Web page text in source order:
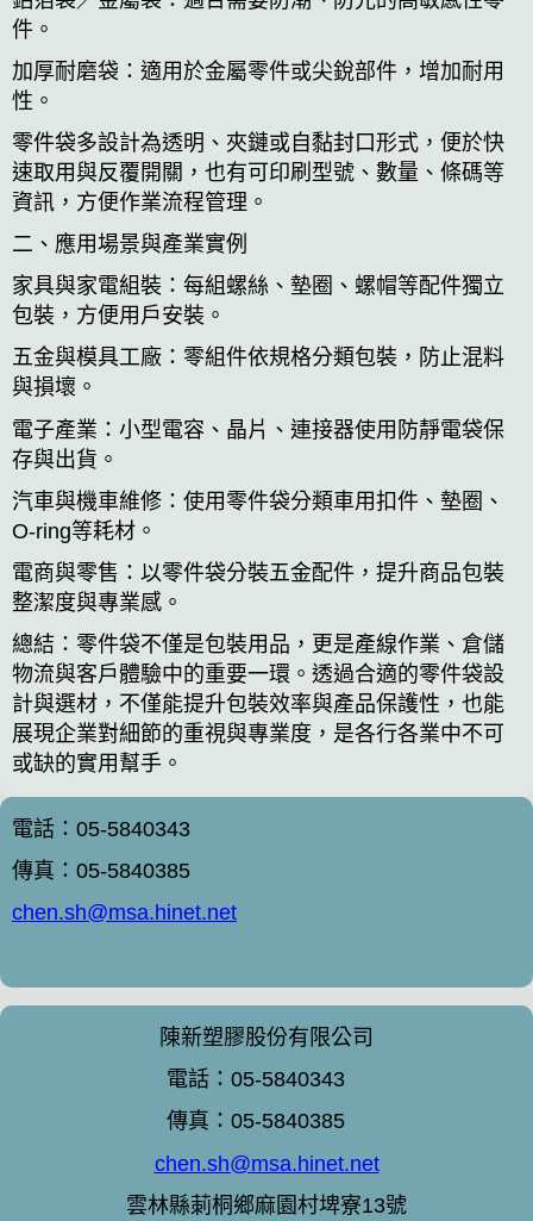
件。
加厚耐磨袋：適用於金屬零件或尖銳部件，增加耐用
性。
零件袋多設計為透明、夾鏈或自黏封口形式，便於快
速取用與反覆開關，也有可印刷型號、數量、條碼等
資訊，方便作業流程管理。
二、應用場景與產業實例
家具與家電組裝：每組螺絲、墊圈、螺帽等配件獨立
包裝，方便用戶安裝。
五金與模具工廠：零組件依規格分類包裝，防止混料
與損壞。
電子產業：小型電容、晶片、連接器使用防靜電袋保
存與出貨。
汽車與機車維修：使用零件袋分類車用扣件、墊圈、
O-ring等耗材。
電商與零售：以零件袋分裝五金配件，提升商品包裝
整潔度與專業感。
總結：零件袋不僅是包裝用品，更是產線作業、倉儲
物流與客戶體驗中的重要一環。透過合適的零件袋設
計與選材，不僅能提升包裝效率與產品保護性，也能
展現企業對細節的重視與專業度，是各行各業中不可
或缺的實用幫手。
電話：05-5840343
傳真：05-5840385
chen.sh@msa.hinet.net
陳新塑膠股份有限公司
電話：05-5840343
傳真：05-5840385
chen.sh@msa.hinet.net
雲林縣莿桐鄉麻園村埤寮13號